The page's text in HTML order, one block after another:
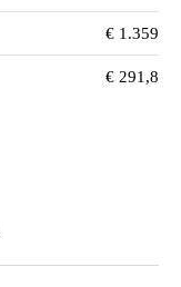
€ 1.359
€ 291,8